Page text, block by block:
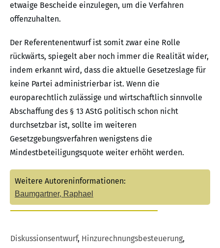
etwaige Bescheide einzulegen, um die Verfahren
offenzuhalten.
Der Referentenentwurf ist somit zwar eine Rolle
rückwärts, spiegelt aber noch immer die Realität wider,
indem erkannt wird, dass die aktuelle Gesetzeslage für
keine Partei administrierbar ist. Wenn die
europarechtlich zulässige und wirtschaftlich sinnvolle
Abschaffung des § 13 AStG politisch schon nicht
durchsetzbar ist, sollte im weiteren
Gesetzgebungsverfahren wenigstens die
Mindestbeteiligungsquote weiter erhöht werden.
Weitere Autoreninformationen:
Baumgartner, Raphael
Diskussionsentwurf, Hinzurechnungsbesteuerung,